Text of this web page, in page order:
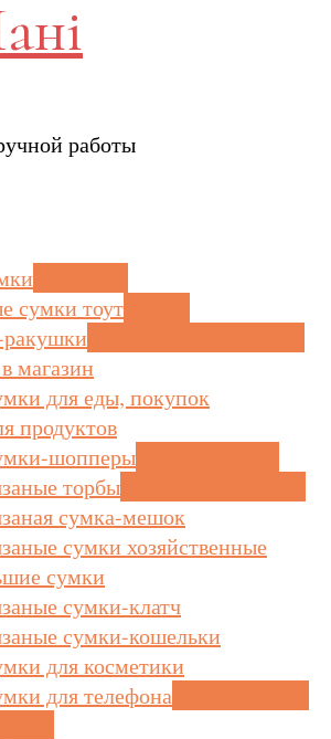
работы
сумки тоут
магазин
для еды, покупок
продуктов
шопперы
торбы
сумка-мешок
сумки хозяйственные
сумки
сумки-клатч
сумки-кошельки
для косметики
для телефона